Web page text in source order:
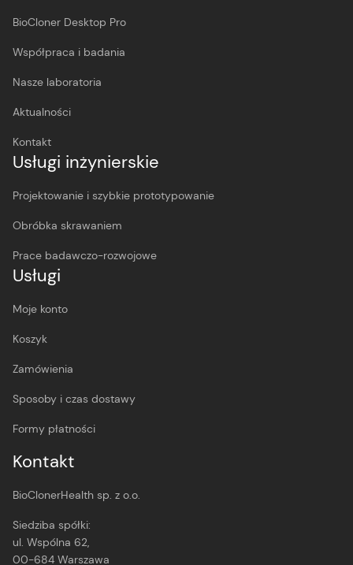
BioCloner Desktop Pro
Współpraca i badania
Nasze laboratoria
Aktualności
Kontakt
Usługi inżynierskie
Projektowanie i szybkie prototypowanie
Obróbka skrawaniem
Prace badawczo-rozwojowe
Usługi
Moje konto
Koszyk
Zamówienia
Sposoby i czas dostawy
Formy płatności
Kontakt
BioClonerHealth sp. z o.o.
Siedziba spółki:
ul. Wspólna 62,
00-684 Warszawa